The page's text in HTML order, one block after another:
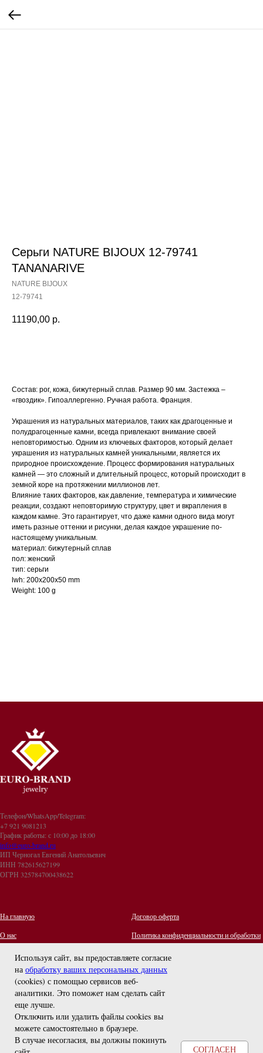
Серьги NATURE BIJOUX 12-79741
TANANARIVE
NATURE BIJOUX
12-79741
11190,00 р.
Состав: рог, кожа, бижутерный сплав. Размер 90 мм. Застежка –
«гвоздик». Гипоаллергенно. Ручная работа. Франция.
Украшения из натуральных материалов, таких как драгоценные и
полудрагоценные камни, всегда привлекают внимание своей
неповторимостью. Одним из ключевых факторов, который делает
украшения из натуральных камней уникальными, является их
природное происхождение. Процесс формирования натуральных
камней — это сложный и длительный процесс, который происходит в
земной коре на протяжении миллионов лет.
Влияние таких факторов, как давление, температура и химические
реакции, создают неповторимую структуру, цвет и вкрапления в
каждом камне. Это гарантирует, что даже камни одного вида могут
иметь разные оттенки и рисунки, делая каждое украшение по-
настоящему уникальным.
материал: бижутерный сплав
пол: женский
тип: серьги
lwh: 200x200x50 mm
Weight: 100 g
задайте вопрос
Используя сайт, вы предоставляете согласие
на обработку ваших персональных данных
(cookies) с помощью сервисов веб-
аналитики. Это поможет нам сделать сайт
еще лучше.
Отключить или удалить файлы cookies вы
можете самостоятельно в браузере.
В случае несогласия, вы должны покинуть
СОГЛАСЕН
Телефон/WhatsApp/Telegram:
+7 921 9081213
График работы: с 10:00 до 18:00
info@euro-brand.ru
ИП Черногал Евгений Анатольевич
ИНН 782615627199
ОГРН 325784700438622
На главную
О нас
Контакты
Отзывы
Договор оферта
Политика конфиденциальности и обработки
персональных данных
Оплата и Доставка